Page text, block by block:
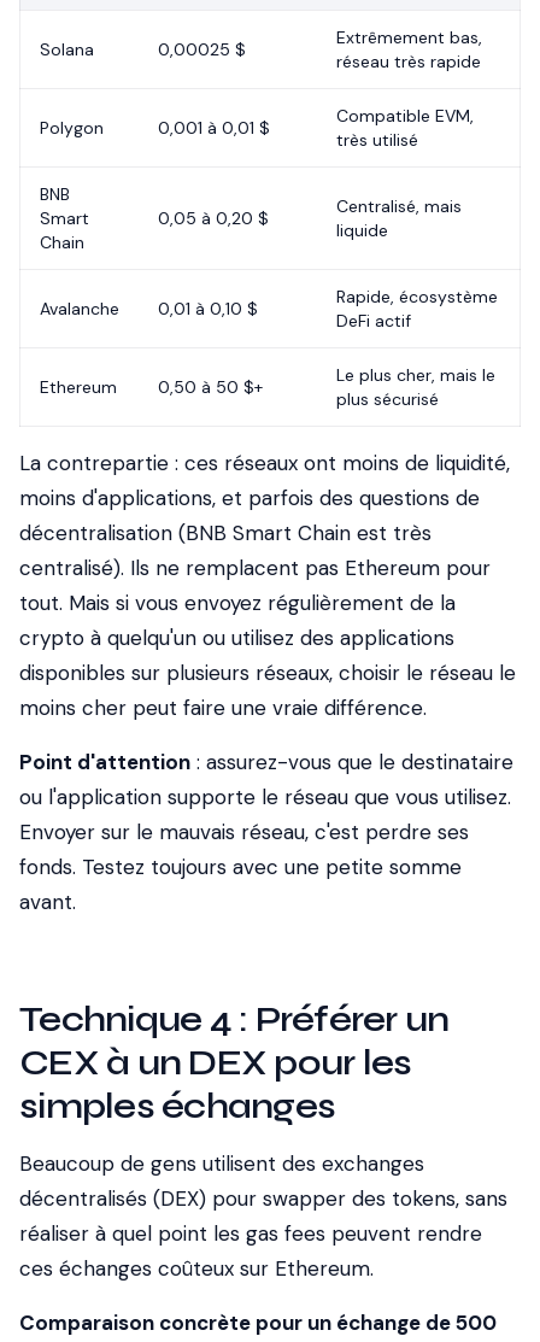
Solana 0,00025 $
Extrêmement bas,
réseau très rapide
Polygon 0,001 à 0,01 $
Compatible EVM,
très utilisé
BNB
Smart
Chain
0,05 à 0,20 $
Centralisé, mais
liquide
Avalanche 0,01 à 0,10 $
Rapide, écosystème
DeFi actif
Ethereum 0,50 à 50 $+
Le plus cher, mais le
plus sécurisé
La contrepartie : ces réseaux ont moins de liquidité,
moins d'applications, et parfois des questions de
décentralisation (BNB Smart Chain est très
centralisé). Ils ne remplacent pas Ethereum pour
tout. Mais si vous envoyez régulièrement de la
crypto à quelqu'un ou utilisez des applications
disponibles sur plusieurs réseaux, choisir le réseau le
moins cher peut faire une vraie différence.
Point d'attention : assurez-vous que le destinataire
ou l'application supporte le réseau que vous utilisez.
Envoyer sur le mauvais réseau, c'est perdre ses
fonds. Testez toujours avec une petite somme
avant.
Technique 4 : Préférer un
CEX à un DEX pour les
simples échanges
Beaucoup de gens utilisent des exchanges
décentralisés (DEX) pour swapper des tokens, sans
réaliser à quel point les gas fees peuvent rendre
ces échanges coûteux sur Ethereum.
Comparaison concrète pour un échange de 500